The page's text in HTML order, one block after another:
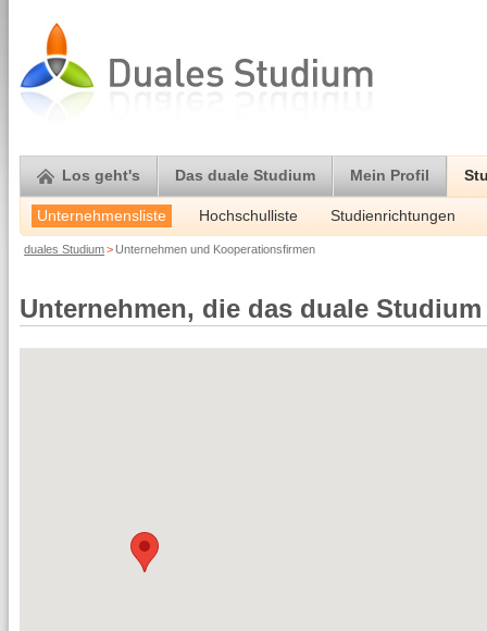
Los geht's Das duale Studium Mein Profil
Unternehmensliste Hochschulliste Studienrichtungen
duales Studium> Unternehmen und Kooperationsfirmen
Unternehmen, die das duale